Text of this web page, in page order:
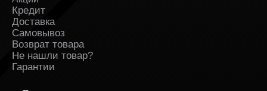
Кредит
Доставка
Самовывоз
Возврат товара
Не нашли товар?
Гарантии